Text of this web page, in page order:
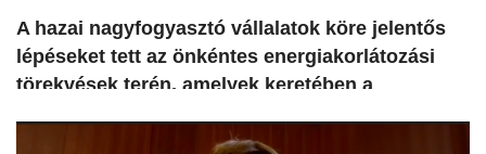
​A hazai nagyfogyasztó vállalatok köre jelentős
lépéseket tett az önkéntes energiakorlátozási
törekvések terén, amelyek keretében a
630 megawattos teljesítménycsökkentést